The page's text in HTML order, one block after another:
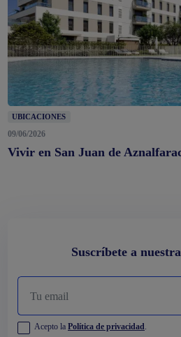
UBICACIONES
09/06/2026
Vivir en San Juan de
Suscríbete a
Acepto la Política de privacidad.